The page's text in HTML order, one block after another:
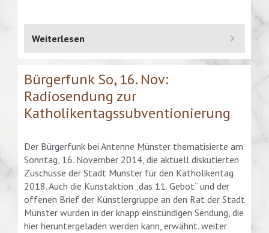
Weiterlesen
Bürgerfunk So, 16. Nov:
Radiosendung zur
Katholikentagssubventionierung
Der Bürgerfunk bei Antenne Münster thematisierte am
Sonntag, 16. November 2014, die aktuell diskutierten
Zuschüsse der Stadt Münster für den Katholikentag
2018. Auch die Kunstaktion „das 11. Gebot“ und der
offenen Brief der Künstlergruppe an den Rat der Stadt
Münster wurden in der knapp einstündigen Sendung, die
hier heruntergeladen werden kann, erwähnt. weiter